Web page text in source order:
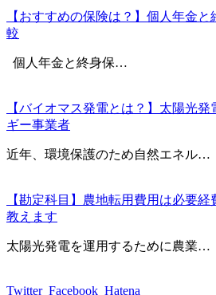
【おすすめの保険は？】個人年金
較
個人年金と終身保…
【バイオマス発電とは？】太陽光
ギー事業者
近年、環境保護のため自然エネル…
【勘定科目】農地転用費用は必要
教えます
太陽光発電を運用するために農業…
Twitter Facebook Hatena